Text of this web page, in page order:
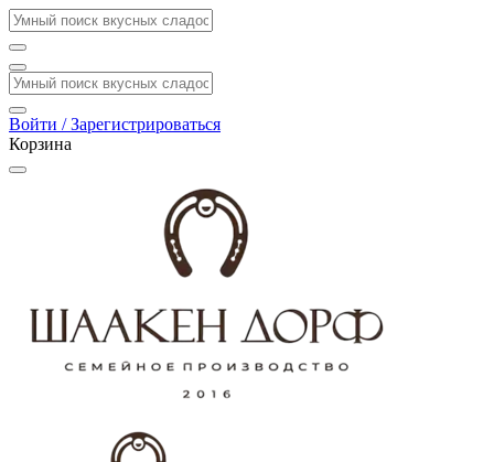
Войти / Зарегистрироваться
Корзина